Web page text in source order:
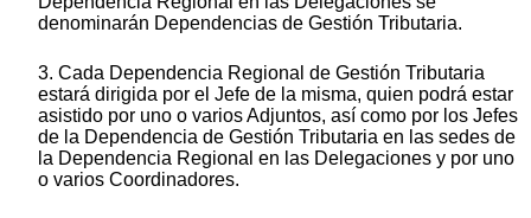
denominarán Dependencias de Gestión Tributaria.
3. Cada Dependencia Regional de Gestión Tributaria
estará dirigida por el Jefe de la misma, quien podrá estar
asistido por uno o varios Adjuntos, así como por los Jefes
de la Dependencia de Gestión Tributaria en las sedes de
la Dependencia Regional en las Delegaciones y por uno
o varios Coordinadores.